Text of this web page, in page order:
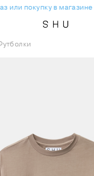
или покупку в